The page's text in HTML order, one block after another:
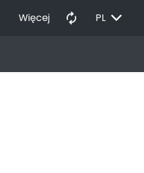
Więcej autorenew PL EXPAND_MORE